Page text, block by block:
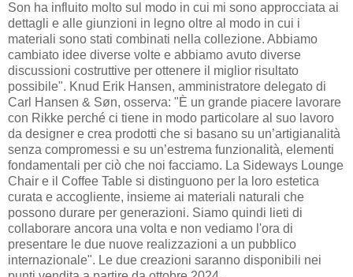
Son ha influito molto sul modo in cui mi sono approcciata ai
dettagli e alle giunzioni in legno oltre al modo in cui i
materiali sono stati combinati nella collezione. Abbiamo
cambiato idee diverse volte e abbiamo avuto diverse
discussioni costruttive per ottenere il miglior risultato
possibile". Knud Erik Hansen, amministratore delegato di
Carl Hansen & Søn, osserva: "È un grande piacere lavorare
con Rikke perché ci tiene in modo particolare al suo lavoro
da designer e crea prodotti che si basano su un’artigianalità
senza compromessi e su un’estrema funzionalità, elementi
fondamentali per ciò che noi facciamo. La Sideways Lounge
Chair e il Coffee Table si distinguono per la loro estetica
curata e accogliente, insieme ai materiali naturali che
possono durare per generazioni. Siamo quindi lieti di
collaborare ancora una volta e non vediamo l'ora di
presentare le due nuove realizzazioni a un pubblico
internazionale". Le due creazioni saranno disponibili nei